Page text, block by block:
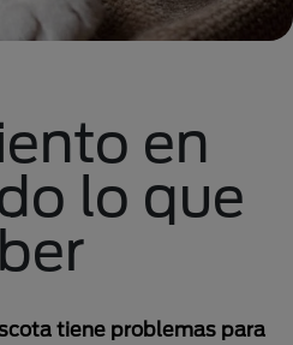
en
lo que
tiene problemas para